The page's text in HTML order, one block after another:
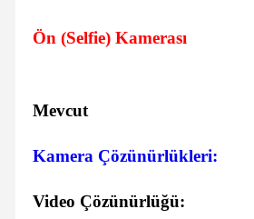
Ön (Selfie) Kamerası
Mevcut
Kamera Çözünürlükleri:
Video Çözünürlüğü: